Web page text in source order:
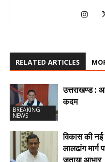
RELATED ARTICLES
BREAKING
NEWS
उत्तराखण्ड :
कदम
विकास की
लालढांग